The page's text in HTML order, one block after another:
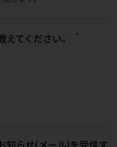
てください。 *